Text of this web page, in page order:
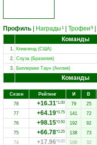
Профиль Награды 1 Трофеи 5
Команды
1. Кливленд (США)
2. Соуза (Бразилия)
3. Биллерики Таун (Англия)
Команды
Сезон Рейтинг И В
78
+16.31*1.00 79 25
77
+64.19*0.75 141 72
76
+98.15*0.50 192 92
75
+66.78*0.25 138 73
74
+17.96*0.00 106 32